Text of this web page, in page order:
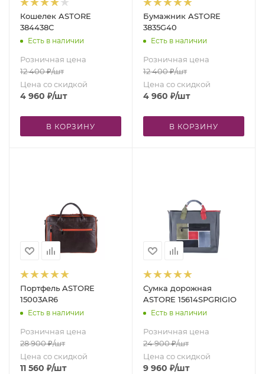
Кошелек ASTORE
384438C
Есть в наличии
Розничная цена
12 400₽/шт
Цена со скидкой
4 960 ₽/шт
В КОРЗИНУ
Бумажник ASTORE
3835G40
Есть в наличии
Розничная цена
12 400₽/шт
Цена со скидкой
4 960 ₽/шт
В КОРЗИНУ
Портфель ASTORE
15003AR6
Есть в наличии
Розничная цена
28 900₽/шт
Цена со скидкой
11 560 ₽/шт
Сумка дорожная
ASTORE 15614SPGRIGIO
Есть в наличии
Розничная цена
24 900₽/шт
Цена со скидкой
9 960 ₽/шт